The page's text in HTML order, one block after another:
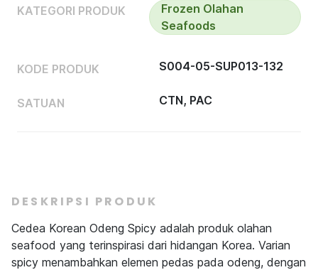
KATEGORI PRODUK
Frozen Olahan
Seafoods
KODE PRODUK S004-05-SUP013-132
SATUAN CTN, PAC
DESKRIPSI PRODUK
Cedea Korean Odeng Spicy adalah produk olahan
seafood yang terinspirasi dari hidangan Korea. Varian
spicy menambahkan elemen pedas pada odeng, dengan